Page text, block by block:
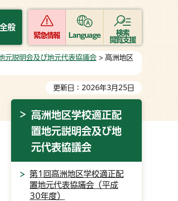
般
緊急情報 Language
検索
閲覧支援
元説明会及び地元代表協議会 > 高洲地区
更新日：2026年3月25日
高洲地区学校適正配
置地元説明会及び地
元代表協議会
第1回高洲地区学校適正配
置地元代表協議会（平成
30年度）